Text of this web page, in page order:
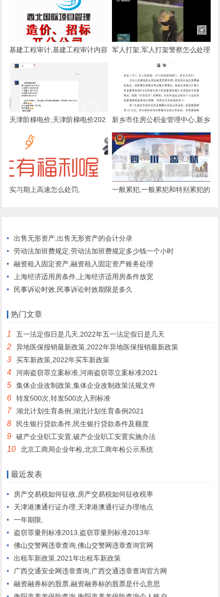
基建工程审计,基建工程审计内容 军人打架,军人打架警察怎么处理
天津阶梯电价,天津阶梯电价202
新乡市住房公积金管理中心,新乡
市住房公积金管理中心查询
实习期上高速怎么处罚,
一般累犯,一般累犯和特别累犯的
出售无形资产,出售无形资产的会计分录
劳动法加班费规定,劳动法加班费规定多少钱一个小时
融资租入固定资产,融资租入固定资产账务处理
上海经济适用房条件,上海经济适用房条件放宽
民事诉讼时效,民事诉讼时效期限是多久
热门文章
1 五一法定假日是几天,2022年五一法定假日是几天
2 异地医保报销最新政策,2022年异地医保报销最新政策
3 买车新政策,2022年买车新政策
4 河南盗窃罪立案标准,河南盗窃罪立案标准2021
5 集体企业改制政策,集体企业改制政策法规文件
6 转发500次,转发500次入刑标准
7 湖北计划生育条例,湖北计划生育条例2021
8 民生银行贷款条件,民生银行贷款条件及额度
9 破产企业职工安置,破产企业职工安置实施办法
10 北京工商局企业年检,北京工商年检公示系统
最近发表
房产交易税如何征收,房产交易税如何征收税率
天津港澳通行证办理,天津港澳通行证办理地点
一年期限,
盗窃罪量刑标准2013,盗窃罪量刑标准2013年
佛山交警网违章查询,佛山交警网违章查询官网
出租车新政策,2021年出租车新政策
广西交通安全网违章查询,广西交通违章查询官方网
融资融券标的股票,融资融券标的股票是什么意思